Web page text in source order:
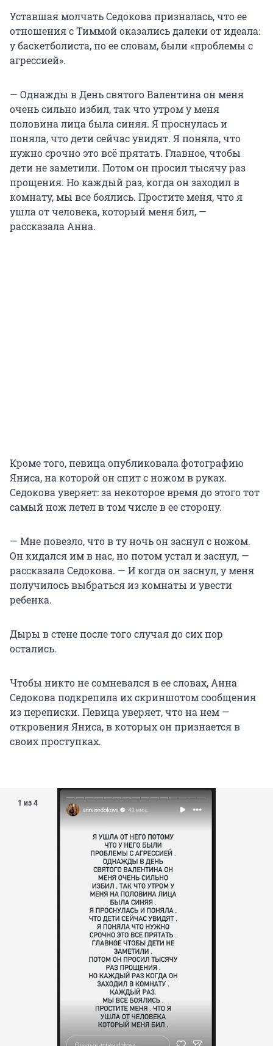
Уставшая молчать Седокова призналась, что ее
отношения с Тиммой оказались далеки от идеала:
у баскетболиста, по ее словам, были «проблемы с
агрессией».
— Однажды в День святого Валентина он меня
очень сильно избил, так что утром у меня
половина лица была синяя. Я проснулась и
поняла, что дети сейчас увидят. Я поняла, что
нужно срочно это всё прятать. Главное, чтобы
дети не заметили. Потом он просил тысячу раз
прощения. Но каждый раз, когда он заходил в
комнату, мы все боялись. Простите меня, что я
ушла от человека, который меня бил, —
рассказала Анна.
Кроме того, певица опубликовала фотографию
Яниса, на которой он спит с ножом в руках.
Седокова уверяет: за некоторое время до этого тот
самый нож летел в том числе в ее сторону.
— Мне повезло, что в ту ночь он заснул с ножом.
Он кидался им в нас, но потом устал и заснул, —
рассказала Седокова. — И когда он заснул, у меня
получилось выбраться из комнаты и увести
ребенка.
Дыры в стене после того случая до сих пор
остались.
Чтобы никто не сомневался в ее словах, Анна
Седокова подкрепила их скриншотом сообщения
из переписки. Певица уверяет, что на нем —
откровения Яниса, в которых он признается в
своих проступках.
1 из 4